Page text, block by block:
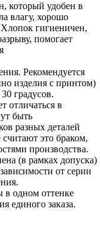
который удобен в
влагу, хорошо
Хлопок гигиеничен,
помогает
Рекомендуется
изделия с принтом)
градусов.
в
быть
разных деталей
это браком,
производства.
(в рамках допуска)
от серии
в одном оттенке
единого заказа.